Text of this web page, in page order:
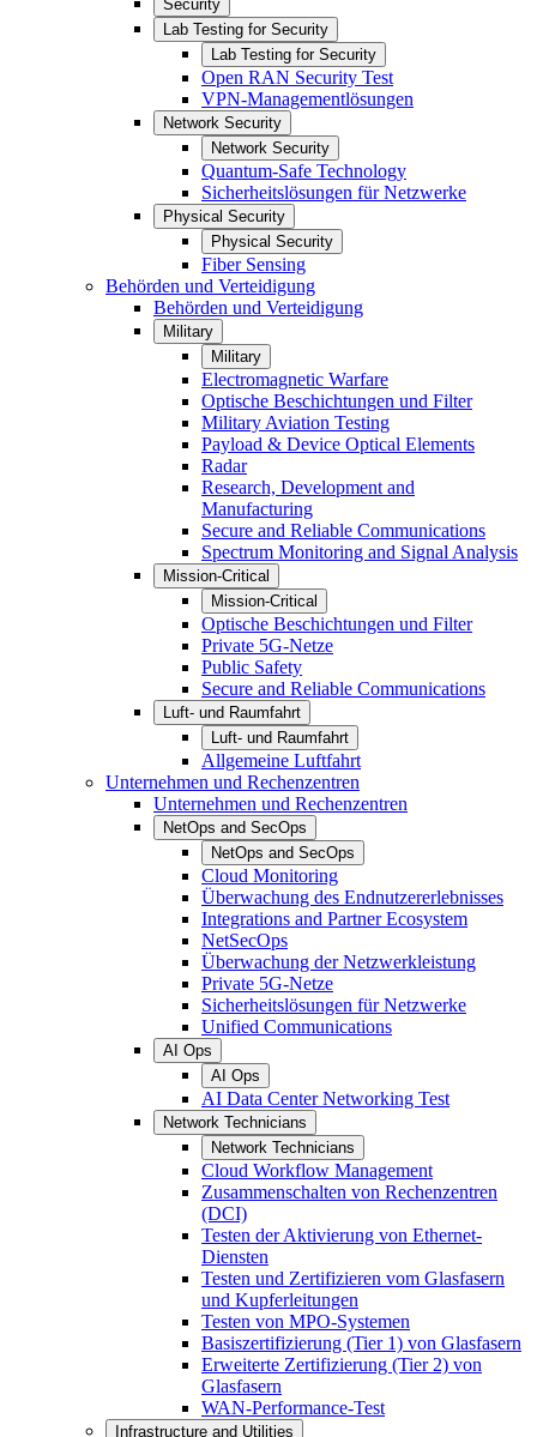
Security
Lab Testing for Security
Lab Testing for Security
Open RAN Security Test
VPN-Managementlösungen
Network Security
Network Security
Quantum-Safe Technology
Sicherheitslösungen für Netzwerke
Physical Security
Physical Security
Fiber Sensing
Behörden und Verteidigung
Behörden und Verteidigung
Military
Military
Electromagnetic Warfare
Optische Beschichtungen und Filter
Military Aviation Testing
Payload & Device Optical Elements
Radar
Research, Development and
Manufacturing
Secure and Reliable Communications
Spectrum Monitoring and Signal Analysis
Mission-Critical
Mission-Critical
Optische Beschichtungen und Filter
Private 5G-Netze
Public Safety
Secure and Reliable Communications
Luft- und Raumfahrt
Luft- und Raumfahrt
Allgemeine Luftfahrt
Unternehmen und Rechenzentren
Unternehmen und Rechenzentren
NetOps and SecOps
NetOps and SecOps
Cloud Monitoring
Überwachung des Endnutzererlebnisses
Integrations and Partner Ecosystem
NetSecOps
Überwachung der Netzwerkleistung
Private 5G-Netze
Sicherheitslösungen für Netzwerke
Unified Communications
AI Ops
AI Ops
AI Data Center Networking Test
Network Technicians
Network Technicians
Cloud Workflow Management
Zusammenschalten von Rechenzentren
(DCI)
Testen der Aktivierung von Ethernet-
Diensten
Testen und Zertifizieren vom Glasfasern
und Kupferleitungen
Testen von MPO-Systemen
Basiszertifizierung (Tier 1) von Glasfasern
Erweiterte Zertifizierung (Tier 2) von
Glasfasern
WAN-Performance-Test
Infrastructure and Utilities